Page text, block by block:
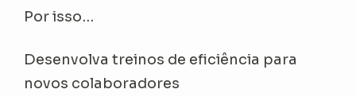
Por isso…
Desenvolva treinos de eficiência para
novos colaboradores